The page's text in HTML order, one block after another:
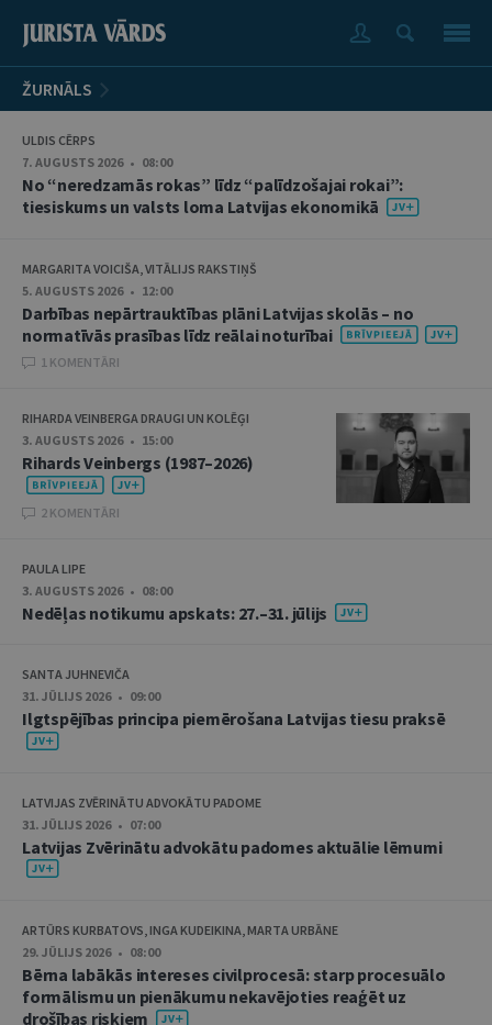
ŽURNĀLS
ULDIS CĒRPS
7. AUGUSTS 2026 • 08:00
No “neredzamās rokas” līdz “palīdzošajai rokai”:
tiesiskums un valsts loma Latvijas ekonomikā
MARGARITA VOICIŠA, VITĀLIJS RAKSTIŅŠ
5. AUGUSTS 2026 • 12:00
Darbības nepārtrauktības plāni Latvijas skolās – no
normatīvās prasības līdz reālai noturībai
1 KOMENTĀRI
RIHARDA VEINBERGA DRAUGI UN KOLĒĢI
3. AUGUSTS 2026 • 15:00
Rihards Veinbergs (1987–2026)
2 KOMENTĀRI
PAULA LIPE
3. AUGUSTS 2026 • 08:00
Nedēļas notikumu apskats: 27.–31. jūlijs
SANTA JUHNEVIČA
31. JŪLIJS 2026 • 09:00
Ilgtspējības principa piemērošana Latvijas tiesu praksē
LATVIJAS ZVĒRINĀTU ADVOKĀTU PADOME
31. JŪLIJS 2026 • 07:00
Latvijas Zvērinātu advokātu padomes aktuālie lēmumi
ARTŪRS KURBATOVS, INGA KUDEIKINA, MARTA URBĀNE
29. JŪLIJS 2026 • 08:00
Bērna labākās intereses civilprocesā: starp procesuālo
formālismu un pienākumu nekavējoties reaģēt uz
drošības riskiem